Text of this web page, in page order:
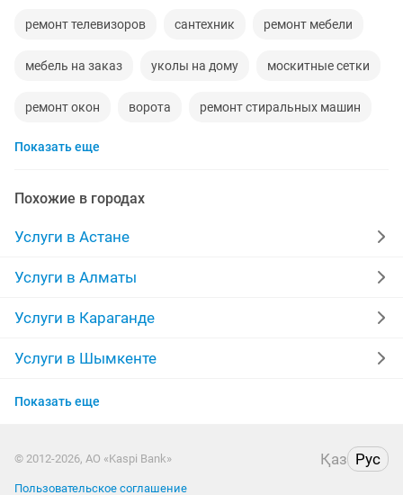
ремонт телевизоров сантехник ремонт мебели
мебель на заказ уколы на дому москитные сетки
ремонт окон ворота ремонт стиральных машин
диван прихожая
квартира дизайн
уборка квартир
эвакуатор установка замков
ремонт ванной няни
сварочные работы
Показать еще
Похожие в городах
Услуги в Астане
Услуги в Алматы
Услуги в Караганде
Услуги в Шымкенте
Услуги в Усть-Каменогорске
Услуги в Актау
Показать еще
© 2012-2026, АО «Kaspi Bank» Қаз Рус
Пользовательское соглашение